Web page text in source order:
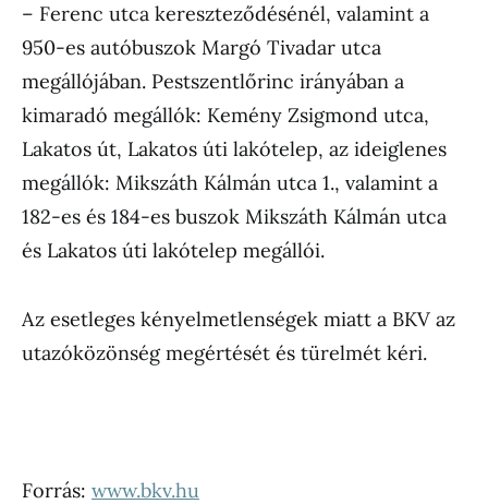
– Ferenc utca kereszteződésénél, valamint a
950-es autóbuszok Margó Tivadar utca
megállójában. Pestszentlőrinc irányában a
kimaradó megállók: Kemény Zsigmond utca,
Lakatos út, Lakatos úti lakótelep, az ideiglenes
megállók: Mikszáth Kálmán utca 1., valamint a
182-es és 184-es buszok Mikszáth Kálmán utca
és Lakatos úti lakótelep megállói.
Az esetleges kényelmetlenségek miatt a BKV az
utazóközönség megértését és türelmét kéri.
Forrás: www.bkv.hu